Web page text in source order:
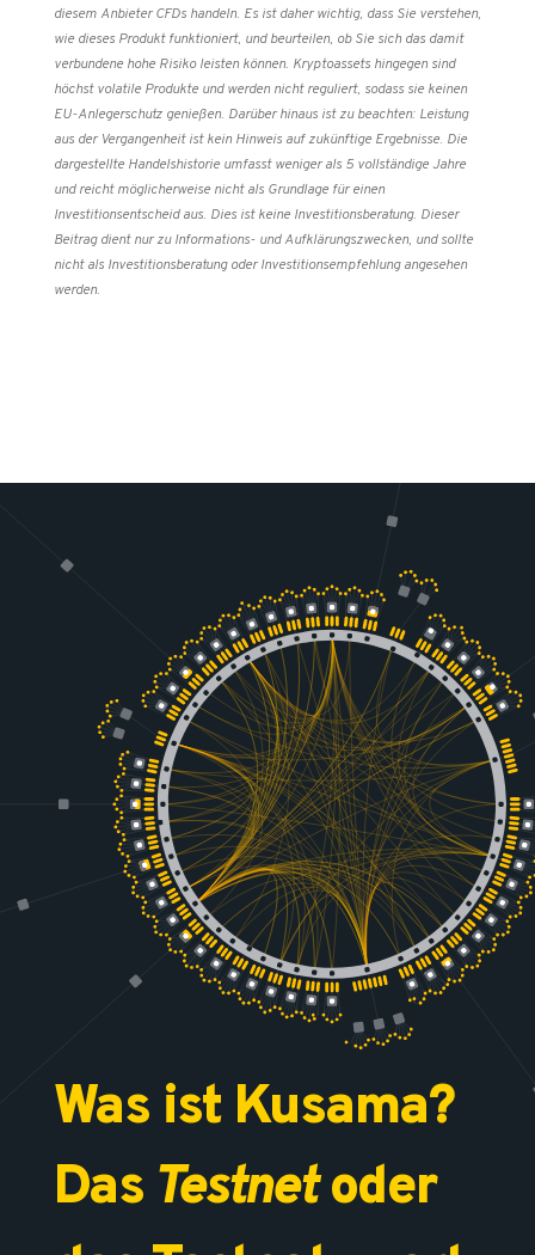
diesem Anbieter CFDs handeln. Es ist daher wichtig, dass Sie verstehen,
wie dieses Produkt funktioniert, und beurteilen, ob Sie sich das damit
verbundene hohe Risiko leisten können. Kryptoassets hingegen sind
höchst volatile Produkte und werden nicht reguliert, sodass sie keinen
EU-Anlegerschutz genießen. Darüber hinaus ist zu beachten: Leistung
aus der Vergangenheit ist kein Hinweis auf zukünftige Ergebnisse. Die
dargestellte Handelshistorie umfasst weniger als 5 vollständige Jahre
und reicht möglicherweise nicht als Grundlage für einen
Investitionsentscheid aus. Dies ist keine Investitionsberatung. Dieser
Beitrag dient nur zu Informations- und Aufklärungszwecken, und sollte
nicht als Investitionsberatung oder Investitionsempfehlung angesehen
werden.
Was ist Kusama?
Das Testnetoder